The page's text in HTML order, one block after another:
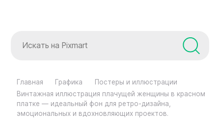
Главная Графика
Постеры и иллюстрации
Винтажная иллюстрация плачущей женщины в красном
платке — идеальный фон для ретро-дизайна,
эмоциональных и вдохновляющих проектов.